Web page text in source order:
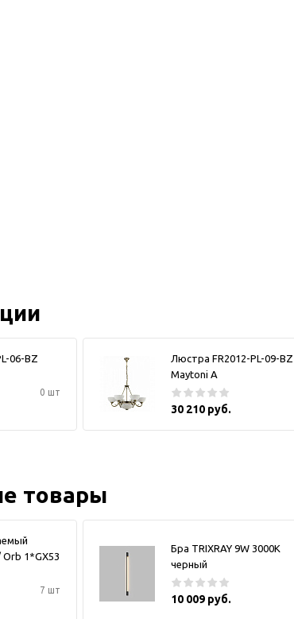
06-BZ
0 шт
Люстра FR2012-PL-09-BZ
Maytoni А
30 210 руб.
товары
1*GX53
7 шт
Бра TRIXRAY 9W 3000К
черный
10 009 руб.